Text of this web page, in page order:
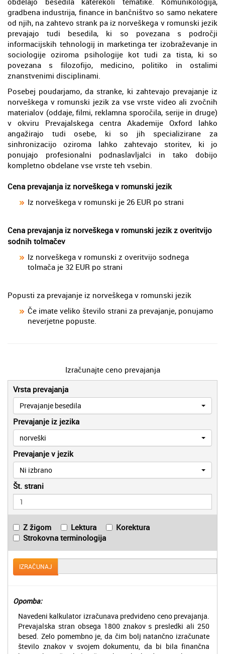
gradbena industrija, finance in bančništvo so samo nekatere
od njih, na zahtevo strank pa iz norveškega v romunski jezik
prevajajo tudi besedila, ki so povezana s področji
informacijskih tehnologij in marketinga ter izobraževanje in
sociologije oziroma psihologije kot tudi za tista, ki so
povezana s filozofijo, medicino, politiko in ostalimi
znanstvenimi disciplinami.
Posebej poudarjamo, da stranke, ki zahtevajo prevajanje iz
norveškega v romunski jezik za vse vrste video ali zvočnih
materialov (oddaje, filmi, reklamna sporočila, serije in druge)
v okviru Prevajalskega centra Akademije Oxford lahko
angažirajo tudi osebe, ki so jih specializirane za
sinhronizacijo oziroma lahko zahtevajo storitev, ki jo
ponujajo profesionalni podnaslavljalci in tako dobijo
kompletno obdelane vse vrste teh vsebin.
Cena prevajanja iz norveškega v romunski jezik
Iz norveškega v romunski je 26 EUR po strani
Cena prevajanja iz norveškega v romunski jezik z overitvijo
sodnih tolmačev
Iz norveškega v romunski z overitvijo sodnega
tolmača je 32 EUR po strani
Popusti za prevajanje iz norveškega v romunski jezik
Če imate veliko število strani za prevajanje, ponujamo
neverjetne popuste.
Izračunajte ceno prevajanja
Vrsta prevajanja
Prevajanje besedila
Prevajanje iz jezika
norveški
Prevajanje v jezik
Ni izbrano
Št. strani
Z žigom Lektura
Korektura
Strokovna terminologija
IZRAČUNAJ
Opomba:
Navedeni kalkulator izračunava predvideno ceno prevajanja.
Prevajalska stran obsega 1800 znakov s presledki ali 250
besed. Zelo pomembno je, da čim bolj natančno izračunate
število znakov v svojem dokumentu, da bi bila finančna